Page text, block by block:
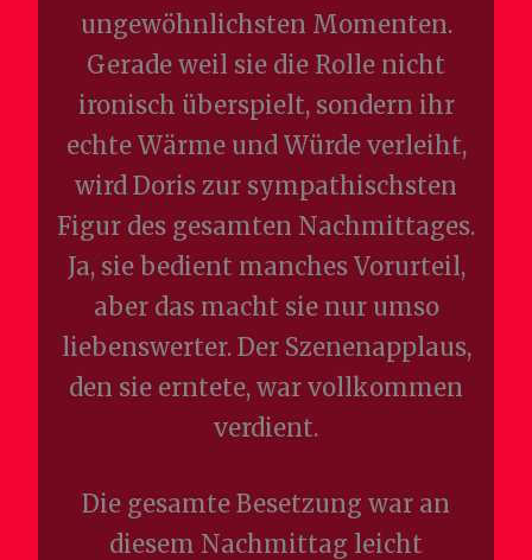
ungewöhnlichsten Momenten.
Gerade weil sie die Rolle nicht
ironisch überspielt, sondern ihr
echte Wärme und Würde verleiht,
wird Doris zur sympathischsten
Figur des gesamten Nachmittages.
Ja, sie bedient manches Vorurteil,
aber das macht sie nur umso
liebenswerter. Der Szenenapplaus,
den sie erntete, war vollkommen
verdient.
Die gesamte Besetzung war an
diesem Nachmittag leicht